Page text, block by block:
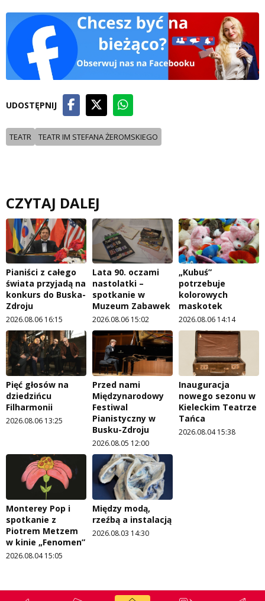
UDOSTĘPNIJ
TEATR TEATR IM STEFANA ŻEROMSKIEGO
CZYTAJ DALEJ
Pianiści z całego
świata przyjadą na
konkurs do Buska-
Zdroju
2026.08.06 16:15
Lata 90. oczami
nastolatki –
spotkanie w
Muzeum Zabawek
2026.08.06 15:02
„Kubuś”
potrzebuje
kolorowych
maskotek
2026.08.06 14:14
Pięć głosów na
dziedzińcu
Filharmonii
2026.08.06 13:25
Przed nami
Międzynarodowy
Festiwal
Pianistyczny w
Busku-Zdroju
2026.08.05 12:00
Inauguracja
nowego sezonu w
Kieleckim Teatrze
Tańca
2026.08.04 15:38
Monterey Pop i
spotkanie z
Piotrem Metzem
w kinie „Fenomen”
2026.08.04 15:05
Między modą,
rzeźbą a instalacją
2026.08.03 14:30